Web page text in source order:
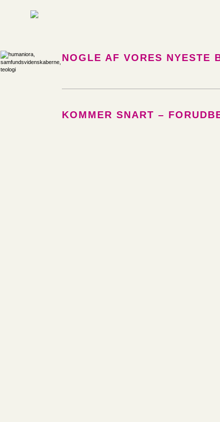
NOGLE AF VORES NYESTE
KOMMER SNART –